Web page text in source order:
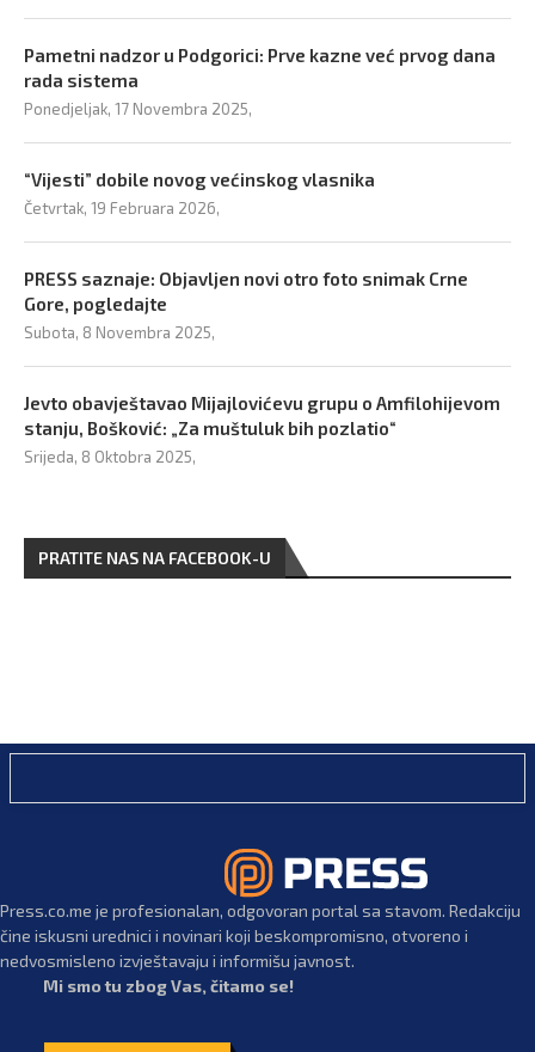
Pametni nadzor u Podgorici: Prve kazne već prvog dana
rada sistema
Ponedjeljak, 17 Novembra 2025,
“Vijesti” dobile novog većinskog vlasnika
Četvrtak, 19 Februara 2026,
PRESS saznaje: Objavljen novi otro foto snimak Crne
Gore, pogledajte
Subota, 8 Novembra 2025,
Jevto obavještavao Mijajlovićevu grupu o Amfilohijevom
stanju, Bošković: „Za muštuluk bih pozlatio“
Srijeda, 8 Oktobra 2025,
PRATITE NAS NA FACEBOOK-U
Press.co.me je profesionalan, odgovoran portal sa stavom. Redakciju
čine iskusni urednici i novinari koji beskompromisno, otvoreno i
nedvosmisleno izvještavaju i informišu javnost.
Mi smo tu zbog Vas, čitamo se!